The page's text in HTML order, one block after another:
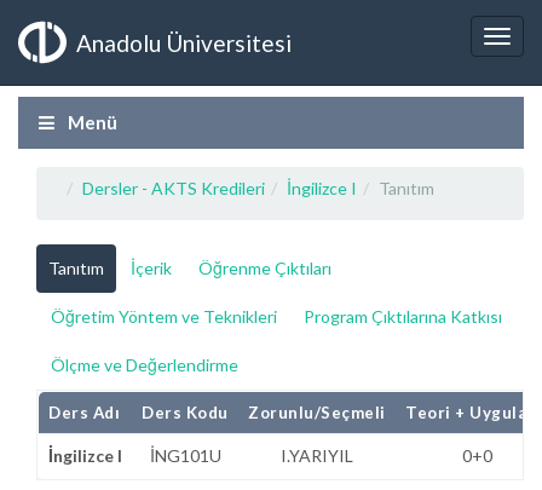
Anadolu Üniversitesi
Menü
Dersler - AKTS Kredileri İngilizce I Tanıtım
Tanıtım İçerik Öğrenme Çıktıları
Öğretim Yöntem ve Teknikleri Program Çıktılarına Katkısı
Ölçme ve Değerlendirme
Ders Adı Ders Kodu Zorunlu/Seçmeli Teori +
İngilizce I İNG101U I.YARIYIL 0+0